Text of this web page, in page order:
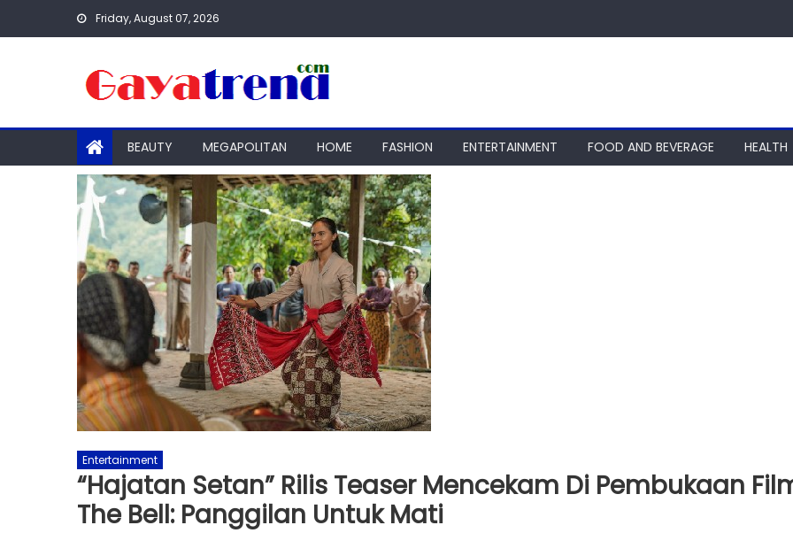
Friday, August 07, 2026
BEAUTY MEGAPOLITAN HOME FASHION ENTERTAINMENT FOOD AND BEVERAGE HEALTH
Entertainment
“Hajatan Setan” Rilis Teaser Mencekam Di Pembukaan
The Bell: Panggilan Untuk Mati